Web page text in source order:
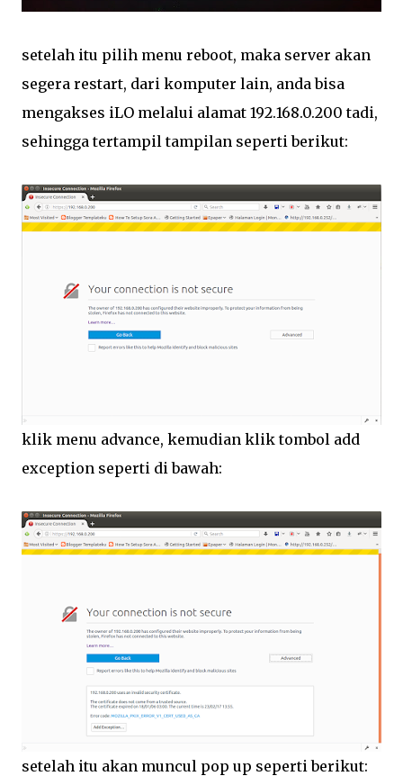
setelah itu pilih menu reboot, maka server akan
segera restart, dari komputer lain, anda bisa
mengakses iLO melalui alamat 192.168.0.200 tadi,
sehingga tertampil tampilan seperti berikut:
klik menu advance, kemudian klik tombol add
exception seperti di bawah:
setelah itu akan muncul pop up seperti berikut: